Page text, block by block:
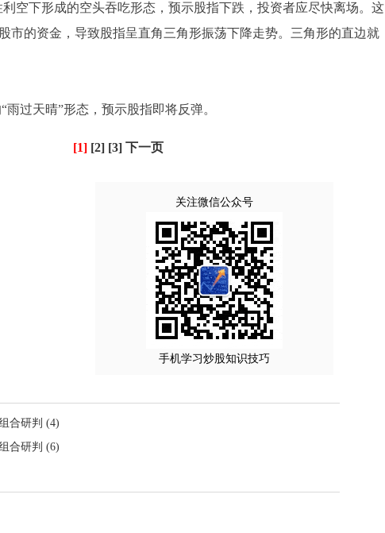
下形成的空头吞吃形态，预示股指下跌，投资者应尽快离场。这
市的资金，导致股指呈直角三角形振荡下降走势。三角形的直边就
天晴”形态，预示股指即将反弹。
[1] [2] [3] 下一页
关注微信公众号
手机学习炒股知识技巧
合研判 (4)
合研判 (6)